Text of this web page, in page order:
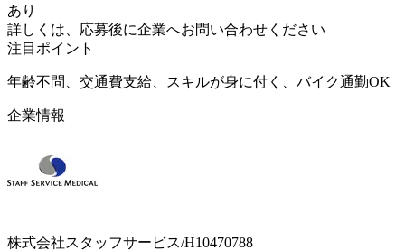
あり
詳しくは、応募後に企業へお問い合わせください
注目ポイント
年齢不問、交通費支給、スキルが身に付く、バイク通勤OK
企業情報
株式会社スタッフサービス/H10470788